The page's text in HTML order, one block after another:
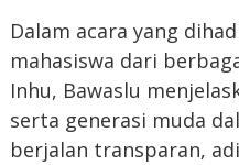
Dalam acara yang
mahasiswa dari
Inhu, Bawaslu
serta generasi muda
berjalan transparan,